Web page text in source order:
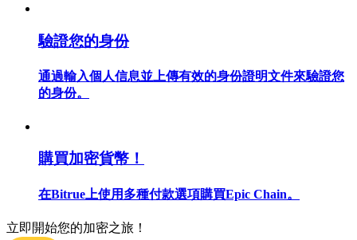
合約指南
合約功能使用指南
交易策略
驗證您的身份
通過輸入個人信息並上傳有效的身份證明文件來驗證您
的身份。
購買加密貨幣！
在Bitrue上使用多種付款選項購買Epic Chain。
立即開始您的加密之旅！